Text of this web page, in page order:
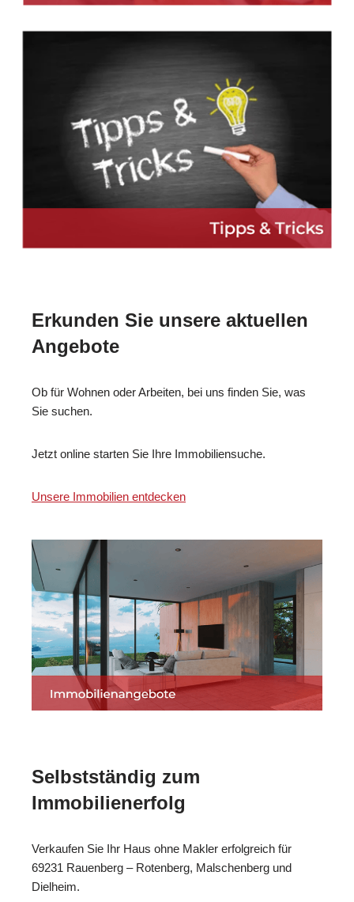
Erkunden Sie unsere aktuellen
Angebote
Ob für Wohnen oder Arbeiten, bei uns finden Sie, was
Sie suchen.
Jetzt online starten Sie Ihre Immobiliensuche.
Unsere Immobilien entdecken
Selbstständig zum
Immobilienerfolg
Verkaufen Sie Ihr Haus ohne Makler erfolgreich für
69231 Rauenberg – Rotenberg, Malschenberg und
Dielheim.